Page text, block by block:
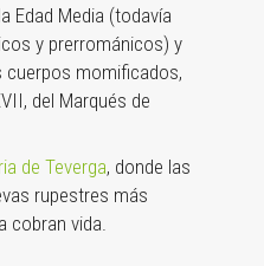
Edad Media (todavía
y prerrománicos) y
cuerpos momificados,
del Marqués de
de Teverga, donde las
rupestres más
cobran vida.